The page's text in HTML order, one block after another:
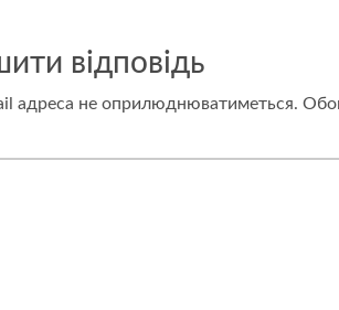
відповідь
адреса не оприлюднюватиметься.